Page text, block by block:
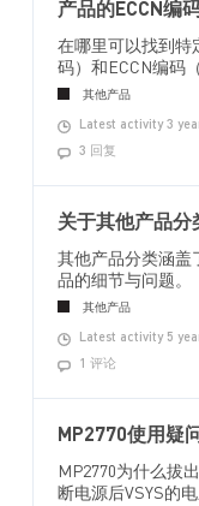
产品的ECCN编
在哪里可以找到特
码）和ECCN编码
其他产品
Latest activity 3
3 回复
关于其他产品分
其他产品分类涵盖
品的细节与问题。
其他产品
Latest activity 5
1 评论
MP2770使用疑问
MP2770为什么拔
断电源后VSYS的